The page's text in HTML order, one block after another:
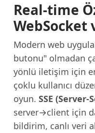
Real-time
WebSocket
Modern web
butonu" olmadan
yönlü iletişim için
çoklu kullanıcı
oyun. SSE (Server-
server→client için
bildirim, canlı veri